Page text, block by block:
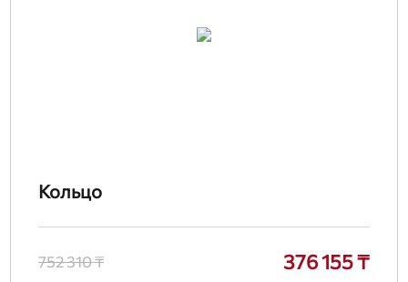
Кольцо
752 310 ₸ 376 155 ₸